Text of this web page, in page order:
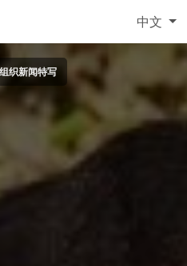
中文
织新闻特写